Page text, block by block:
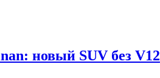
новый SUV без V12